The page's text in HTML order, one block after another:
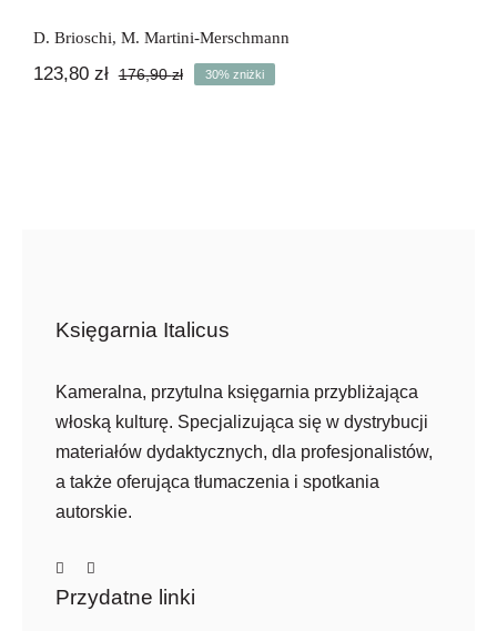
D. Brioschi, M. Martini-Merschmann
176,90złPierwotna
123,80 zł
Aktualna
30% zniżki
Księgarnia Italicus
Kameralna, przytulna księgarnia przybliżająca
włoską kulturę. Specjalizująca się w dystrybucji
materiałów dydaktycznych, dla profesjonalistów,
a także oferująca tłumaczenia i spotkania
autorskie.
Przydatne linki